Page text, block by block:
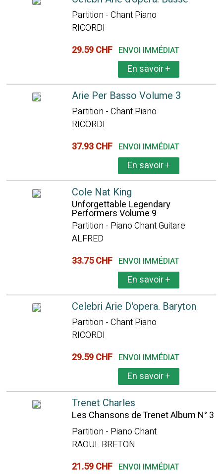
Partition - Chant Piano
RICORDI
29.59 CHF ENVOI IMMÉDIAT
En savoir+
Arie Per Basso Volume 3
Partition - Chant Piano
RICORDI
37.93 CHF ENVOI IMMÉDIAT
En savoir+
Cole Nat King
Unforgettable Legendary
Performers Volume 9
Partition - Piano Chant Guitare
ALFRED
33.75 CHF ENVOI IMMÉDIAT
En savoir+
Celebri Arie D'opera. Baryton
Partition - Chant Piano
RICORDI
29.59 CHF ENVOI IMMÉDIAT
En savoir+
Trenet Charles
Les Chansons de Trenet Album N° 3
Partition - Piano Chant
RAOUL BRETON
21.59 CHF ENVOI IMMÉDIAT